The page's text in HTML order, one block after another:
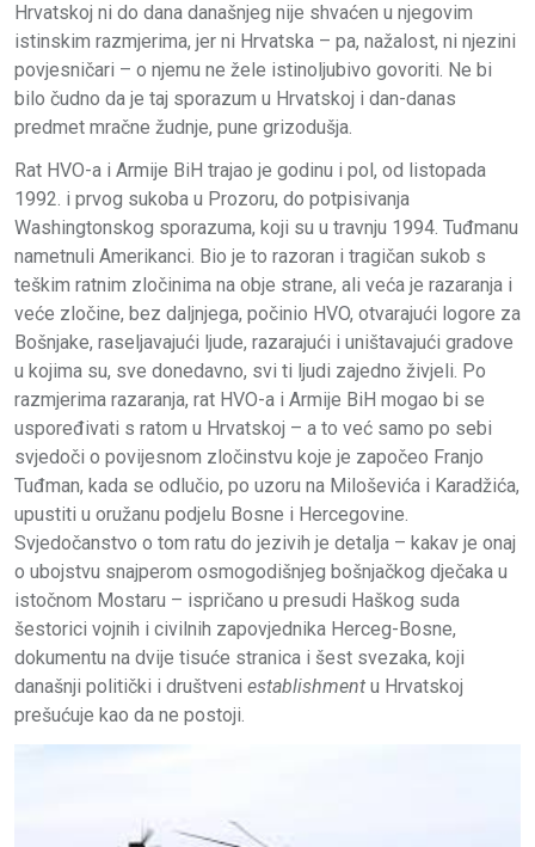
Hrvatskoj ni do dana današnjeg nije shvaćen u njegovim
istinskim razmjerima, jer ni Hrvatska – pa, nažalost, ni njezini
povjesničari – o njemu ne žele istinoljubivo govoriti. Ne bi
bilo čudno da je taj sporazum u Hrvatskoj i dan-danas
predmet mračne žudnje, pune grizodušja.
Rat HVO-a i Armije BiH trajao je godinu i pol, od listopada
1992. i prvog sukoba u Prozoru, do potpisivanja
Washingtonskog sporazuma, koji su u travnju 1994. Tuđmanu
nametnuli Amerikanci. Bio je to razoran i tragičan sukob s
teškim ratnim zločinima na obje strane, ali veća je razaranja i
veće zločine, bez daljnjega, počinio HVO, otvarajući logore za
Bošnjake, raseljavajući ljude, razarajući i uništavajući gradove
u kojima su, sve donedavno, svi ti ljudi zajedno živjeli. Po
razmjerima razaranja, rat HVO-a i Armije BiH mogao bi se
uspoređivati s ratom u Hrvatskoj – a to već samo po sebi
svjedoči o povijesnom zločinstvu koje je započeo Franjo
Tuđman, kada se odlučio, po uzoru na Miloševića i Karadžića,
upustiti u oružanu podjelu Bosne i Hercegovine.
Svjedočanstvo o tom ratu do jezivih je detalja – kakav je onaj
o ubojstvu snajperom osmogodišnjeg bošnjačkog dječaka u
istočnom Mostaru – ispričano u presudi Haškog suda
šestorici vojnih i civilnih zapovjednika Herceg-Bosne,
dokumentu na dvije tisuće stranica i šest svezaka, koji
današnji politički i društveni establishment u Hrvatskoj
prešućuje kao da ne postoji.